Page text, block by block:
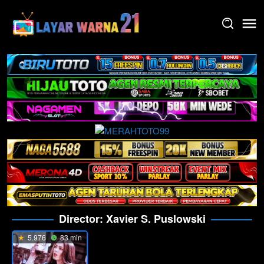
content
Director: Xavier S. Puslowski
5.976 83 min